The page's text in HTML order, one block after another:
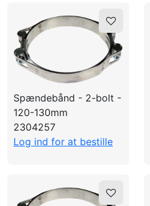
Spændebånd - 2-bolt -
120-130mm
2304257
Log ind for at bestille